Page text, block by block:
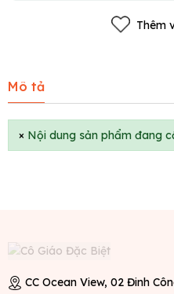
Thêm
Mô tả
× Nội dung sản phẩm đang
CC Ocean View, 02 Đinh